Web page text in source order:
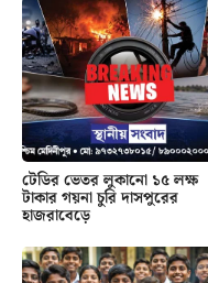
টেডির ভেতর লুকানো ১৫ লক্ষ
টাকার গয়না চুরি দাসপুরের
হাজরাবেড়ে